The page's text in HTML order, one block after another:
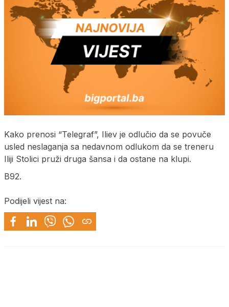
Kako prenosi “Telegraf”, Iliev je odlučio da se povuče
usled neslaganja sa nedavnom odlukom da se treneru
Iliji Stolici pruži druga šansa i da ostane na klupi.
B92.
Podijeli vijest na: